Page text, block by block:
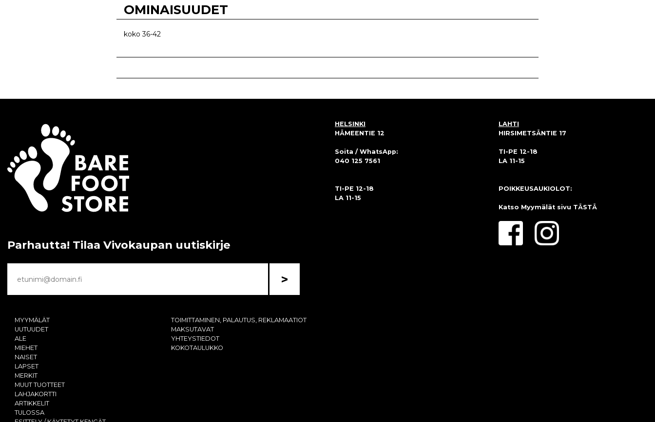
OMINAISUUDET
koko 36-42
Parhautta! Tilaa Vivokaupan uutiskirje
>
MYYMÄLÄT
UUTUUDET
ALE
MIEHET
NAISET
LAPSET
MERKIT
MUUT TUOTTEET
LAHJAKORTTI
ARTIKKELIT
TULOSSA
TOIMITTAMINEN, PALAUTUS, REKLAMAATIOT
MAKSUTAVAT
YHTEYSTIEDOT
KOKOTAULUKKO
HELSINKI
HÄMEENTIE 12
Soita / WhatsApp:
040 125 7561
TI-PE 12-18
LA 11-15
LAHTI
HIRSIMETSÄNTIE 17
TI-PE 12-18
LA 11-15
POIKKEUSAUKIOLOT:
Katso Myymälät sivu TÄSTÄ